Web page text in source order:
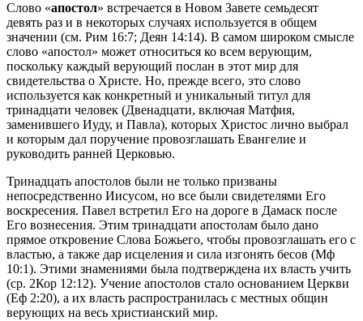
Слово «апостол» встречается в Новом Завете семьдесят
девять раз и в некоторых случаях используется в общем
значении (см. Рим 16:7; Деян 14:14). В самом широком смысле
слово «апостол» может относиться ко всем верующим,
поскольку каждый верующий послан в этот мир для
свидетельства о Христе. Но, прежде всего, это слово
используется как конкретный и уникальный титул для
тринадцати человек (Двенадцати, включая Матфия,
заменившего Иуду, и Павла), которых Христос лично выбрал
и которым дал поручение провозглашать Евангелие и
руководить ранней Церковью.
Тринадцать апостолов были не только призваны
непосредственно Иисусом, но все были свидетелями Его
воскресения. Павел встретил Его на дороге в Дамаск после
Его вознесения. Этим тринадцати апостолам было дано
прямое откровение Слова Божьего, чтобы провозглашать его с
властью, а также дар исцеления и сила изгонять бесов (Мф
10:1). Этими знамениями была подтверждена их власть учить
(ср. 2Кор 12:12). Учение апостолов стало основанием Церкви
(Еф 2:20), а их власть распространилась с местных общин
верующих на весь христианский мир.